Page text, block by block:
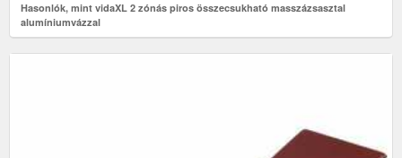
Hasonlók, mint vidaXL 2 zónás piros összecsukható masszázsasztal
alumíniumvázzal